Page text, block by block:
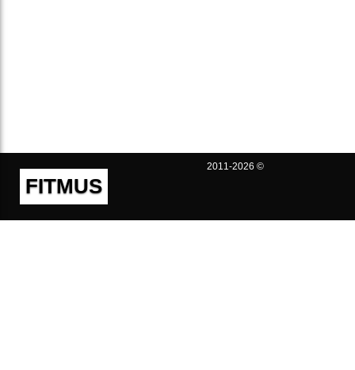
FITMUS
2011-2026 ©